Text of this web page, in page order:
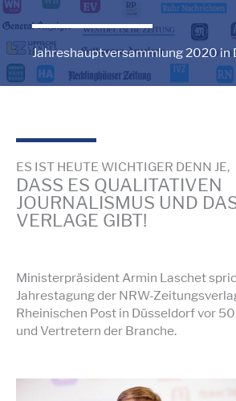
Jahreshauptversammlung 2020 in
ES IST HEUTE WICHTIGER DENN JE,
DASS ES QUALITATIVEN
JOURNALISMUS UND
VERLAGE GIBT!
Ministerpräsident Armin Laschet
Jahrestagung der NRW-
Rheinischen Post in Düsseldorf vor
und Vertretern der Branche.